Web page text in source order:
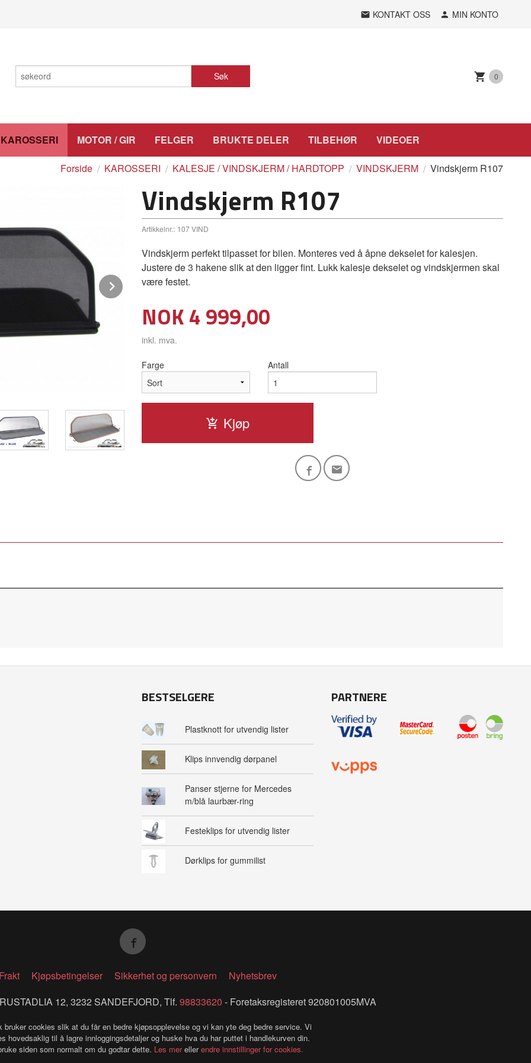
KONTAKT OSS MIN KONTO
Søk 0
KAROSSERI MOTOR / GIR FELGER BRUKTE DELER TILBEHØR VIDEOER
Forside KAROSSERI KALESJE / VINDSKJERM / HARDTOPP VINDSKJERM Vindskjerm R107
Next
Vindskjerm R107
Artikkelnr.: 107 VIND
Vindskjerm perfekt tilpasset for bilen. Monteres ved å åpne dekselet for kalesjen.
Justere de 3 hakene slik at den ligger fint. Lukk kalesje dekselet og vindskjermen skal
være festet.
Pris
NOK4 999,00
inkl. mva.
Farge Antall
Kjøp
BESTSELGERE
Plastknott for utvendig lister
Klips innvendig dørpanel
Panser stjerne for Mercedes
m/blå laurbær-ring
Festeklips for utvendig lister
Dørklips for gummilist
PARTNERE
Kjøpsbetingelser Sikkerhet og personvern
Nyhetsbrev
12, 3232 SANDEFJORD, Tlf. 98833620 - Foretaksregisteret 920801005MVA
bruker cookies slik at du får en bedre kjøpsopplevelse og vi kan yte deg bedre service. Vi
hovedsaklig til å lagre innloggingsdetaljer og huske hva du har puttet i handlekurven din.
siden som normalt om du godtar dette. Les merellerendre innstillinger for cookies.